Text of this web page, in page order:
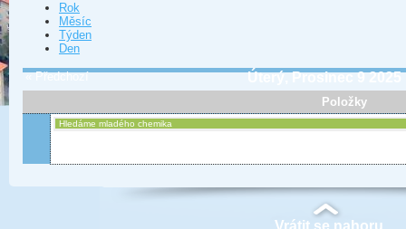
Rok
Měsíc
Týden
Den
« Předchozí Úterý, Prosinec 9 2025
Položky
Hledáme mladého chemika
Vrátit se nahoru